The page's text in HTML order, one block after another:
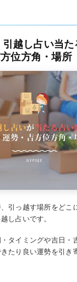
最新】引越し占い当たる
引越し占い当
位方角・場所
引っ越す場所をどこ
し占いです。
タイミングや吉日・
たり良い運勢を引き